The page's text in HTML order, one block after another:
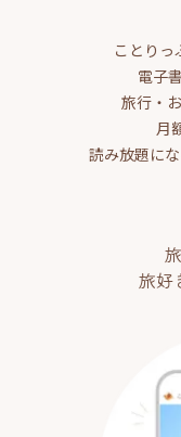
ことりっ
電子
旅行・
月
読み放題に
旅好